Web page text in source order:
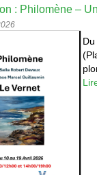
: Philomène –
Du